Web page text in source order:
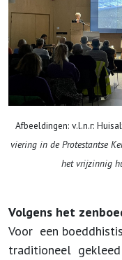
Afbeeldingen: v.l.n.r:
viering in de Protestantse
het vrijzinnig
Volgens het
Voor een
traditioneel